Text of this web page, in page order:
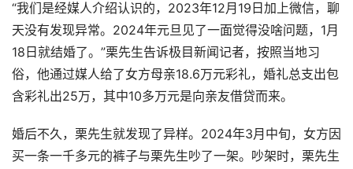
“我们是经媒人介绍认识的，2023年12月19日加上微信，聊
天没有发现异常。2024年元旦见了一面觉得没啥问题，1月
18日就结婚了。”栗先生告诉极目新闻记者，按照当地习
俗，他通过媒人给了女方母亲18.6万元彩礼，婚礼总支出包
含彩礼出25万，其中10多万元是向亲友借贷而来。
婚后不久，栗先生就发现了异样。2024年3月中旬，女方因
买一条一千多元的裤子与栗先生吵了一架。吵架时，栗先生